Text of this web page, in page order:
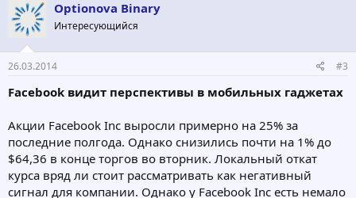
Optionova Binary
Интересующийся
26.03.2014 #3
Facebook видит перспективы в мобильных гаджетах
Акции Facebook Inc выросли примерно на 25% за
последние полгода. Однако снизились почти на 1% до
$64,36 в конце торгов во вторник. Локальный откат
курса вряд ли стоит рассматривать как негативный
сигнал для компании. Однако у Facebook Inc есть немало